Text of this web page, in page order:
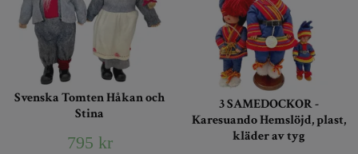
Svenska Tomten Håkan och
Stina
795 kr
3 SAMEDOCKOR -
Karesuando Hemslöjd, plast,
kläder av tyg